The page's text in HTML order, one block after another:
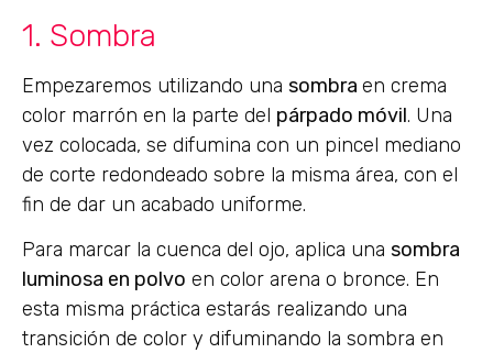
1. Sombra
Empezaremos utilizando una sombra en crema
color marrón en la parte del párpado móvil. Una
vez colocada, se difumina con un pincel mediano
de corte redondeado sobre la misma área, con el
fin de dar un acabado uniforme.
Para marcar la cuenca del ojo, aplica una sombra
luminosa en polvo en color arena o bronce. En
esta misma práctica estarás realizando una
transición de color y difuminando la sombra en